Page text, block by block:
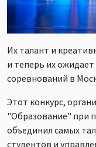
Их талант и
и теперь их
соревнований в
Этот конкурс,
"Образование" при
объединил самых
студентов и